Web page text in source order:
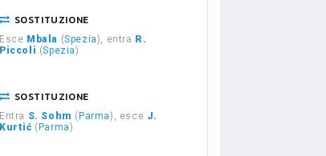
SOSTITUZIONE
Esce Mbala (Spezia), entra R.
Piccoli (Spezia)
SOSTITUZIONE
Entra S. Sohm ( Parma), esce J.
Kurtić ( Parma)